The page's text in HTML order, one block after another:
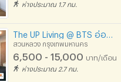
ห่างประมาณ 1.7 กม.
สวนหลวง กรุงเทพมหานคร
6,500 - 15,000 บาท/เดือน
ห่างประมาณ 2.7 กม.